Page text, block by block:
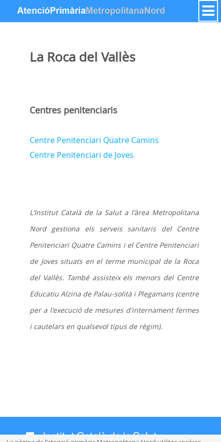
Salta al contigut
La Roca del Vallès
Centres penitenciaris
Centre Penitenciari Quatre Camins
Centre Penitenciari de Joves
L'Institut Català de la Salut a l'àrea Metropolitana
Nord gestiona els serveis sanitaris del Centre
Penitenciari Quatre Camins i el Centre Penitenciari
de Joves situats en el terme municipal de la Roca
del Vallès. També assisteix els menors del Centre
Educatiu Alzina de Palau-solità i Plegamans (centre
per a l'execució de mesures d'internament fermes
i cautelars en qualsevol tipus de règim).